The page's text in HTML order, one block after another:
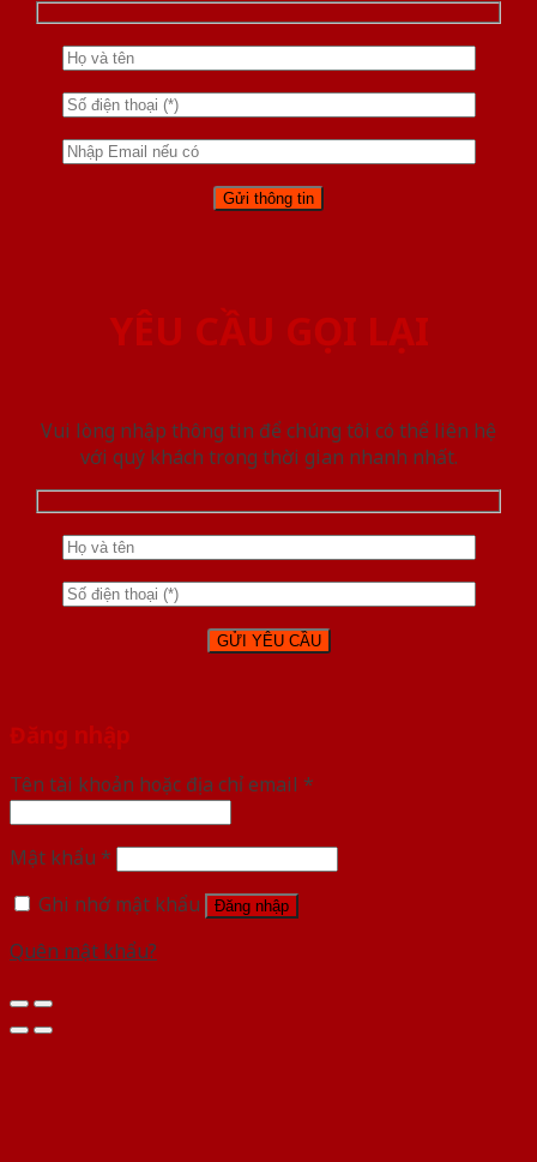
YÊU CẦU GỌI LẠI
Vui lòng nhập thông tin để chúng tôi có thể liên hệ
với quý khách trong thời gian nhanh nhất.
Đăng nhập
Tên tài khoản hoặc địa chỉ email *
Mật khẩu *
Ghi nhớ mật khẩu
Đăng nhập
Quên mật khẩu?